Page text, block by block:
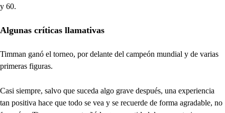
y 60.
Algunas críticas llamativas
Timman ganó el torneo, por delante del campeón mundial y de varias
primeras figuras.
Casi siempre, salvo que suceda algo grave después, una experiencia
tan positiva hace que todo se vea y se recuerde de forma agradable, no